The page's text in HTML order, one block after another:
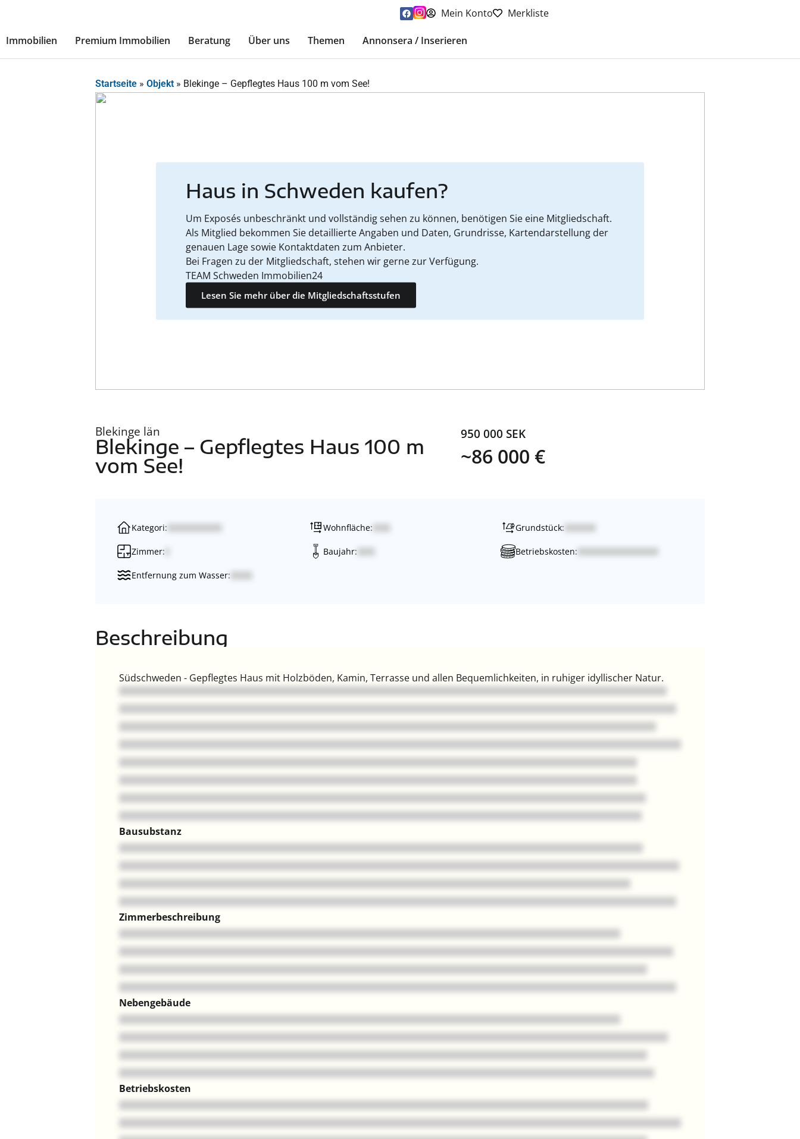
Mein Konto Merkliste
Immobilien Premium Immobilien Beratung Über uns Themen Annonsera / Inserieren
Startseite » Objekt » Blekinge – Gepflegtes Haus 100 m vom See!
Haus in Schweden kaufen?
Um Exposés unbeschränkt und vollständig sehen zu können, benötigen Sie eine Mitgliedschaft.
Als Mitglied bekommen Sie detaillierte Angaben und Daten, Grundrisse, Kartendarstellung der
genauen Lage sowie Kontaktdaten zum Anbieter.
Bei Fragen zu der Mitgliedschaft, stehen wir gerne zur Verfügung.
TEAM Schweden Immobilien24
Lesen Sie mehr über die Mitgliedschaftsstufen
Blekinge län
Blekinge – Gepflegtes Haus 100 m
vom See!
950 000 SEK
~86 000 €
Kategori: Wohnfläche: Grundstück:
Zimmer: Baujahr: Betriebskosten:
Entfernung zum Wasser:
Beschreibung
Südschweden - Gepflegtes Haus mit Holzböden, Kamin, Terrasse und allen Bequemlichkeiten, in ruhiger idyllischer Natur.
Bausubstanz
Zimmerbeschreibung
Nebengebäude
Betriebskosten